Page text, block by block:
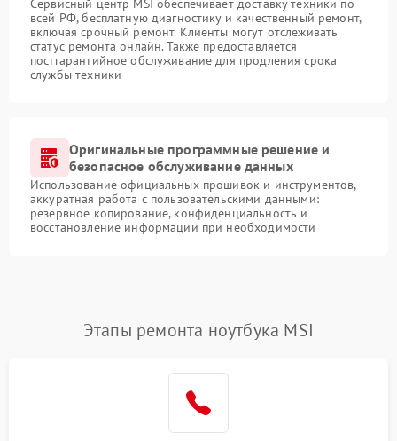
Сервисный центр MSI обеспечивает доставку техники по
всей РФ, бесплатную диагностику и качественный ремонт,
включая срочный ремонт. Клиенты могут отслеживать
статус ремонта онлайн. Также предоставляется
постгарантийное обслуживание для продления срока
службы техники
Оригинальные программные решение и
безопасное обслуживание данных
Использование официальных прошивок и инструментов,
аккуратная работа с пользовательскими данными:
резервное копирование, конфиденциальность и
восстановление информации при необходимости
Этапы ремонта ноутбука MSI